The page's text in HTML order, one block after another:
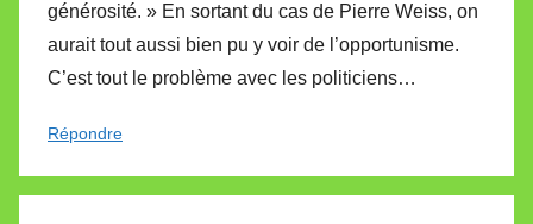
générosité. » En sortant du cas de Pierre Weiss, on
aurait tout aussi bien pu y voir de l’opportunisme.
C’est tout le problème avec les politiciens…
Répondre